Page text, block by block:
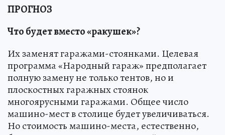
ПРОГНОЗ
Что будет вместо «ракушек»?
Их заменят гаражами-стоянками. Целевая
программа «Народный гараж» предполагает
полную замену не только тентов, но и
плоскостных гаражных стоянок
многоярусными гаражами. Общее число
машино-мест в столице будет увеличиваться.
Но стоимость машино-места, естественно,